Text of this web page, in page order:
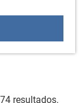
deportivas
resultados.